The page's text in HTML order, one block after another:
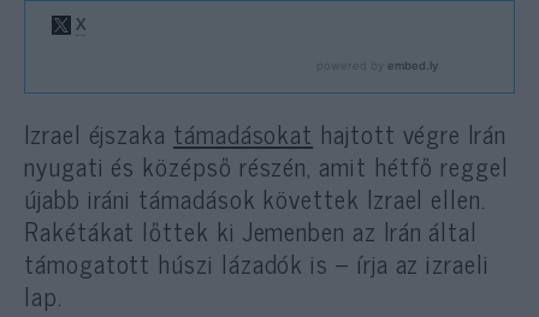
Izrael éjszaka támadásokat hajtott végre Irán
nyugati és középső részén, amit hétfő reggel
újabb iráni támadások követtek Izrael ellen.
Rakétákat lőttek ki Jemenben az Irán által
támogatott húszi lázadók is – írja az izraeli
lap.